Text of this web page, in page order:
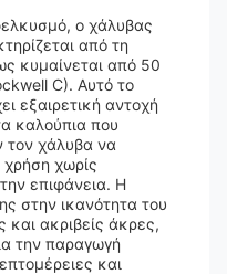
ο χάλυβας
από τη
κυμαίνεται από 50
C). Αυτό το
εξαιρετική αντοχή
καλούπια που
τον χάλυβα να
χωρίς
επιφάνεια. Η
στην ικανότητα του
και ακριβείς άκρες,
την παραγωγή
και